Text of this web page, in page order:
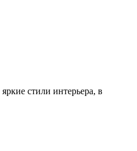
стили интерьера, в